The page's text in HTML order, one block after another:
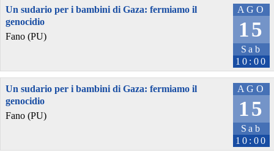
AGO
15
Sab
10:00
Un sudario per i bambini di Gaza: fermiamo il
genocidio
Fano (PU)
AGO
15
Sab
10:00
Un sudario per i bambini di Gaza: fermiamo il
genocidio
Fano (PU)